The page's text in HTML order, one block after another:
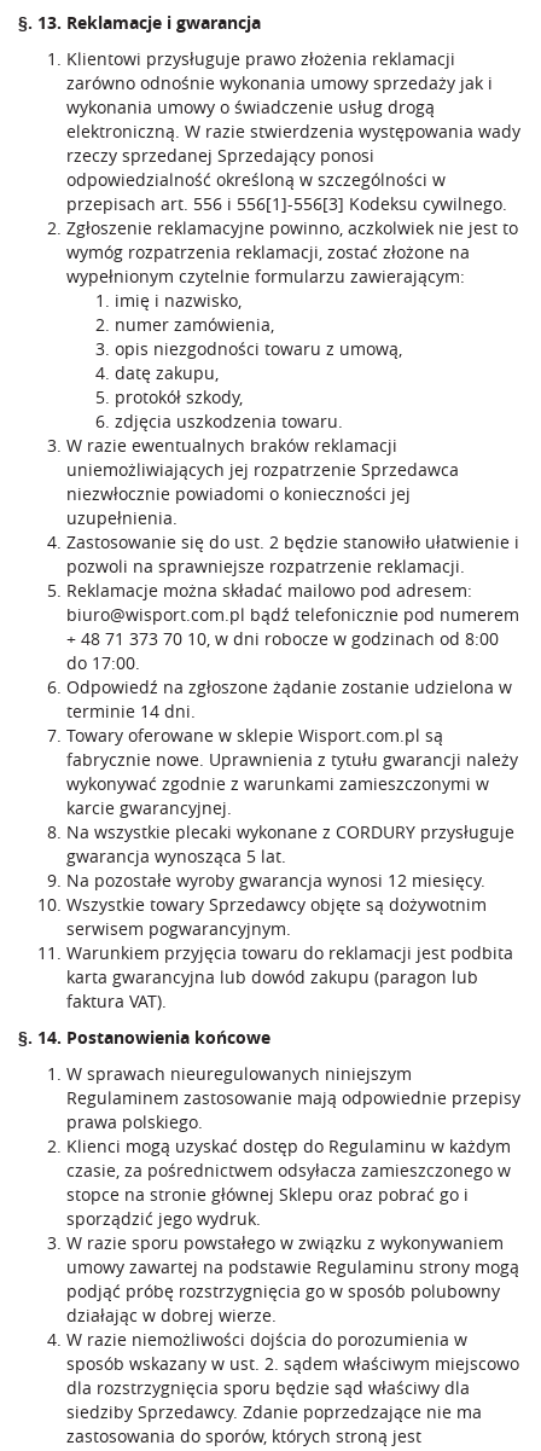
§. 13. Reklamacje i gwarancja
Klientowi przysługuje prawo złożenia reklamacji
zarówno odnośnie wykonania umowy sprzedaży jak i
wykonania umowy o świadczenie usług drogą
elektroniczną. W razie stwierdzenia występowania wady
rzeczy sprzedanej Sprzedający ponosi
odpowiedzialność określoną w szczególności w
przepisach art. 556 i 556[1]-556[3] Kodeksu cywilnego.
Zgłoszenie reklamacyjne powinno, aczkolwiek nie jest to
wymóg rozpatrzenia reklamacji, zostać złożone na
wypełnionym czytelnie formularzu zawierającym:
imię i nazwisko,
numer zamówienia,
opis niezgodności towaru z umową,
datę zakupu,
protokół szkody,
zdjęcia uszkodzenia towaru.
W razie ewentualnych braków reklamacji
uniemożliwiających jej rozpatrzenie Sprzedawca
niezwłocznie powiadomi o konieczności jej
uzupełnienia.
Zastosowanie się do ust. 2 będzie stanowiło ułatwienie i
pozwoli na sprawniejsze rozpatrzenie reklamacji.
Reklamacje można składać mailowo pod adresem:
biuro@wisport.com.pl bądź telefonicznie pod numerem
+ 48 71 373 70 10, w dni robocze w godzinach od 8:00
do 17:00.
Odpowiedź na zgłoszone żądanie zostanie udzielona w
terminie 14 dni.
Towary oferowane w sklepie Wisport.com.pl są
fabrycznie nowe. Uprawnienia z tytułu gwarancji należy
wykonywać zgodnie z warunkami zamieszczonymi w
karcie gwarancyjnej.
Na wszystkie plecaki wykonane z CORDURY przysługuje
gwarancja wynosząca 5 lat.
Na pozostałe wyroby gwarancja wynosi 12 miesięcy.
Wszystkie towary Sprzedawcy objęte są dożywotnim
serwisem pogwarancyjnym.
Warunkiem przyjęcia towaru do reklamacji jest podbita
karta gwarancyjna lub dowód zakupu (paragon lub
faktura VAT).
§. 14. Postanowienia końcowe
W sprawach nieuregulowanych niniejszym
Regulaminem zastosowanie mają odpowiednie przepisy
prawa polskiego.
Klienci mogą uzyskać dostęp do Regulaminu w każdym
czasie, za pośrednictwem odsyłacza zamieszczonego w
stopce na stronie głównej Sklepu oraz pobrać go i
sporządzić jego wydruk.
W razie sporu powstałego w związku z wykonywaniem
umowy zawartej na podstawie Regulaminu strony mogą
podjąć próbę rozstrzygnięcia go w sposób polubowny
działając w dobrej wierze.
W razie niemożliwości dojścia do porozumienia w
sposób wskazany w ust. 2. sądem właściwym miejscowo
dla rozstrzygnięcia sporu będzie sąd właściwy dla
siedziby Sprzedawcy. Zdanie poprzedzające nie ma
zastosowania do sporów, których stroną jest